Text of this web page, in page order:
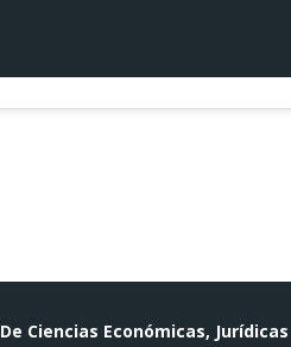
Ciencias Económicas, Jurídicas